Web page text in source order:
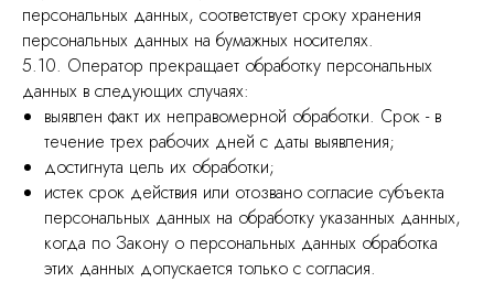
персональных данных, соответствует сроку хранения
персональных данных на бумажных носителях.
5.10. Оператор прекращает обработку персональных
данных в следующих случаях:
выявлен факт их неправомерной обработки. Срок - в
течение трех рабочих дней с даты выявления;
достигнута цель их обработки;
истек срок действия или отозвано согласие субъекта
персональных данных на обработку указанных данных,
когда по Закону о персональных данных обработка
этих данных допускается только с согласия.